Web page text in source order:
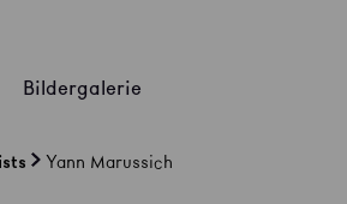
Bildergalerie
Yann Marussich